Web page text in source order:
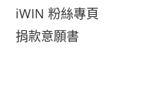
iWIN 粉絲專頁
捐款意願書